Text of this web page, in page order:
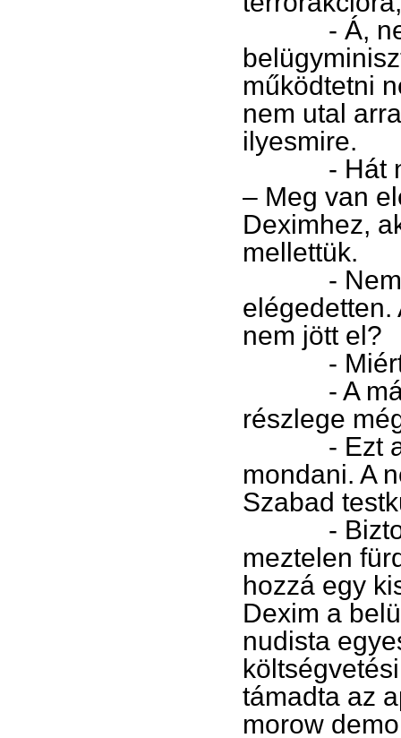
- Á, nem,
működtetni
nem utal
ilyesmire.
- Hát ne
– Meg van
Deximhez,
mellettük.
- Nem
elégedetten.
nem jött el?
- Miért
- A másik
részlege
- Ezt a
mondani. A
Szabad
-
meztelen
hozzá egy
Dexim a
nudista
támadta az
morow